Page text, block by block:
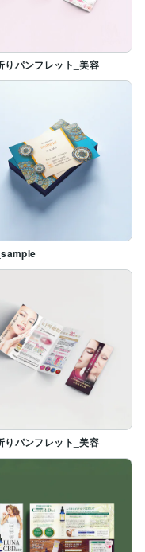
りパンフレット_美容
りパンフレット_美容